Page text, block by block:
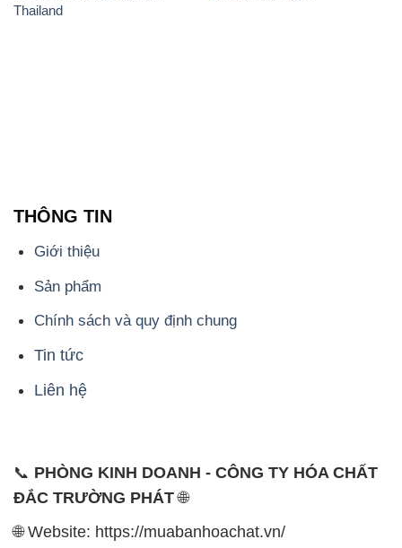
Chính sách và quy định chung
Tin tức
Liên hệ
📞
PHÒNG KINH DOANH - CÔNG TY HÓA CHẤT
ĐẮC TRƯỜNG PHÁT
- 028.3756.1835 - 028.3756.1840 - 028.3756.1841-